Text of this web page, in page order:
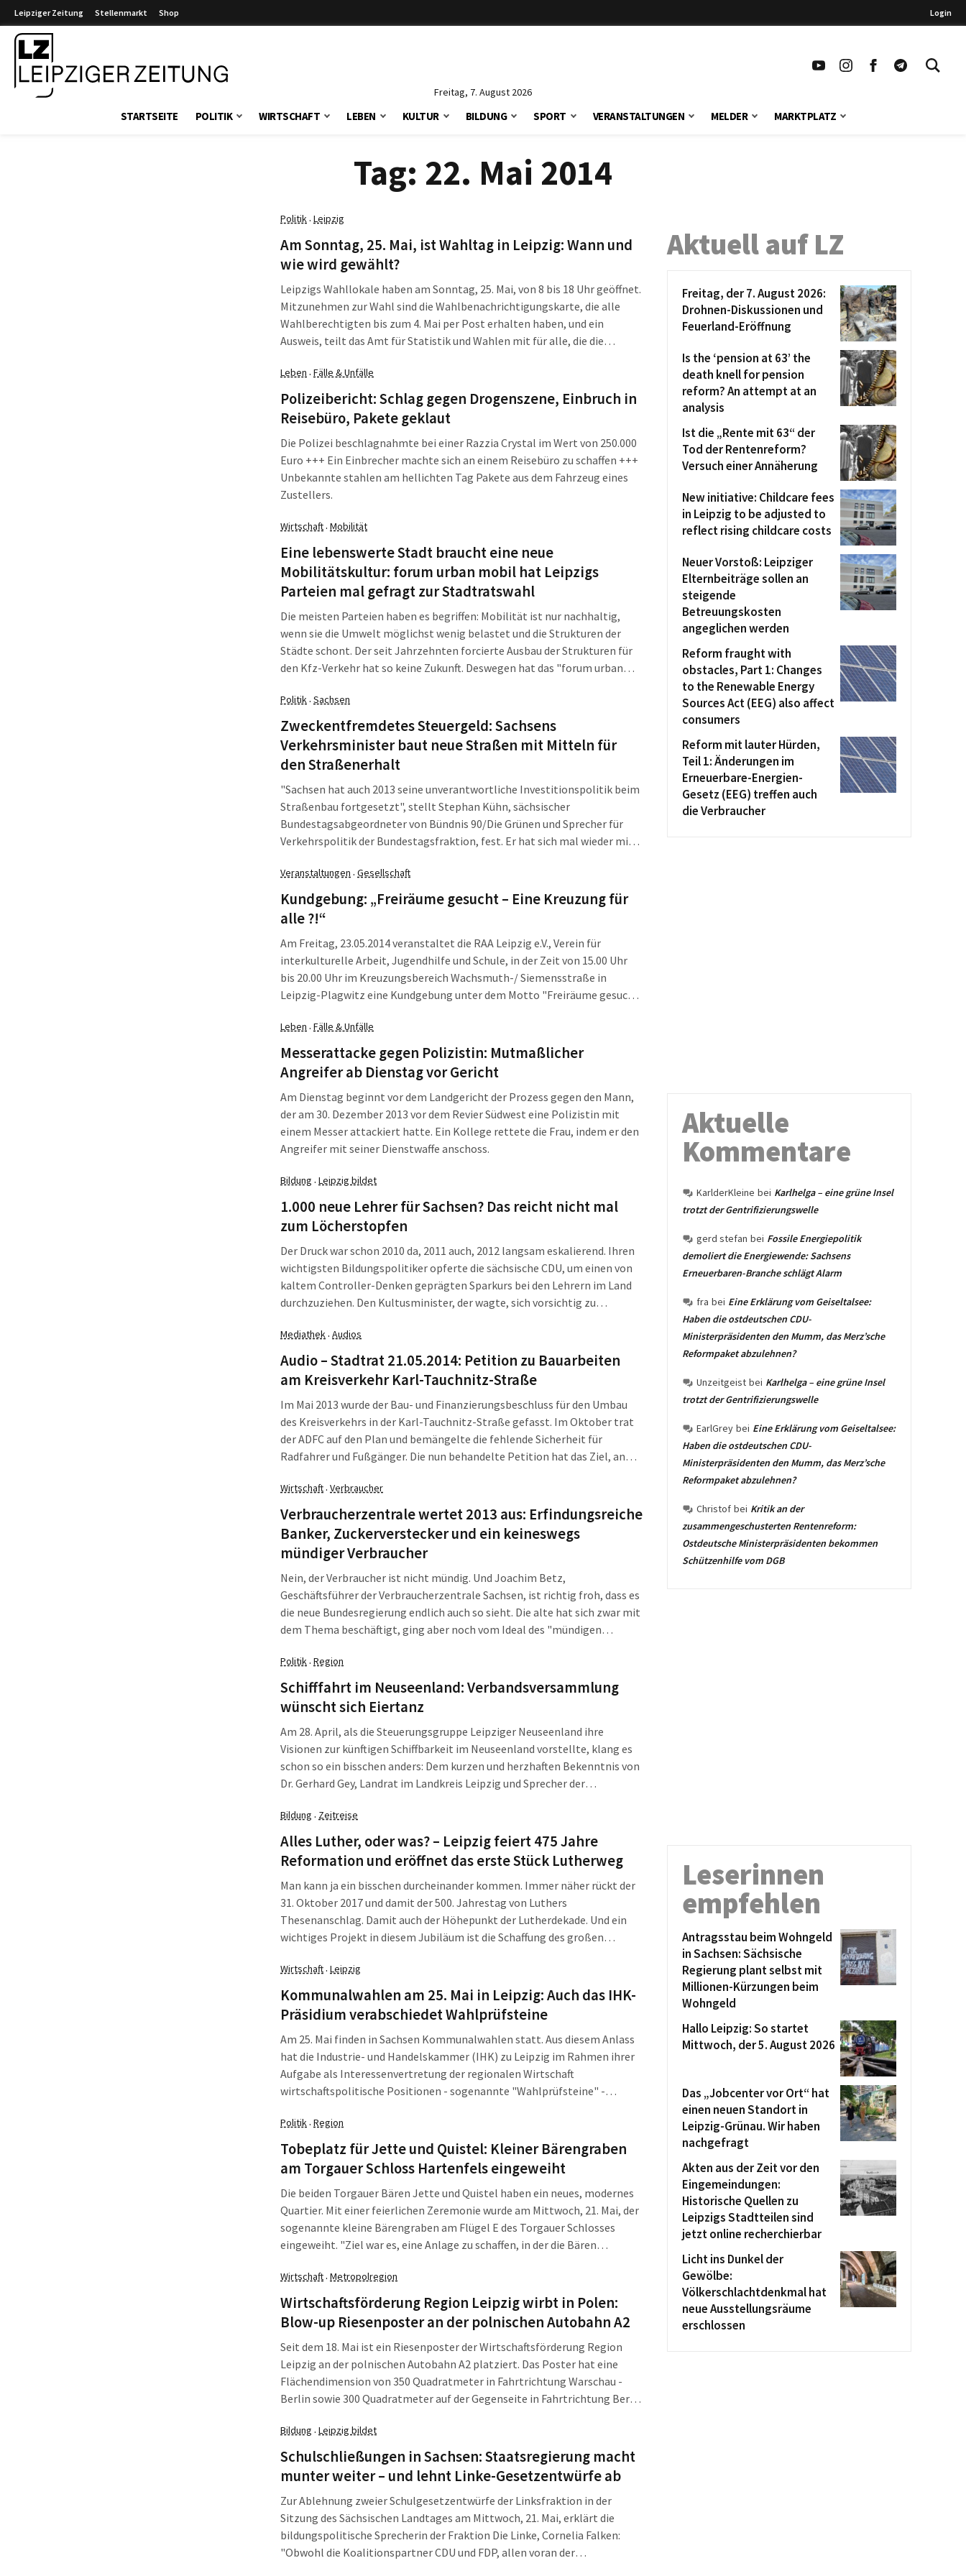
Leipziger Zeitung Stellenmarkt Shop Login
Freitag, 7. August 2026
STARTSEITE POLITIK WIRTSCHAFT LEBEN KULTUR BILDUNG SPORT VERANSTALTUNGEN MELDER MARKTPLATZ
Tag: 22. Mai 2014
Politik· Leipzig
Am Sonntag, 25. Mai, ist Wahltag in Leipzig: Wann und
wie wird gewählt?
Leipzigs Wahllokale haben am Sonntag, 25. Mai, von 8 bis 18 Uhr geöffnet.
Mitzunehmen zur Wahl sind die Wahlbenachrichtigungskarte, die alle
Wahlberechtigten bis zum 4. Mai per Post erhalten haben, und ein
Ausweis, teilt das Amt für Statistik und Wahlen mit für alle, die die
Adresse des zutreffenden Wahlraums und der Hinweis zu seiner
Barrierefreiheit vermerkt.
Leben · Fälle & Unfälle
Polizeibericht: Schlag gegen Drogenszene, Einbruch in
Reisebüro, Pakete geklaut
Die Polizei beschlagnahmte bei einer Razzia Crystal im Wert von 250.000
Euro +++ Ein Einbrecher machte sich an einem Reisebüro zu schaffen +++
Unbekannte stahlen am hellichten Tag Pakete aus dem Fahrzeug eines
Zustellers.
Wirtschaft· Mobilität
Eine lebenswerte Stadt braucht eine neue
Mobilitätskultur: forum urban mobil hat Leipzigs
Parteien mal gefragt zur Stadtratswahl
Die meisten Parteien haben es begriffen: Mobilität ist nur nachhaltig,
wenn sie die Umwelt möglichst wenig belastet und die Strukturen der
Städte schont. Der seit Jahrzehnten forcierte Ausbau der Strukturen für
den Kfz-Verkehr hat so keine Zukunft. Deswegen hat das "forum urban
Verkehrspolitik nach der Stadtratswahl am 25. Mai.
Politik· Sachsen
Zweckentfremdetes Steuergeld: Sachsens
Verkehrsminister baut neue Straßen mit Mitteln für
den Straßenerhalt
"Sachsen hat auch 2013 seine unverantwortliche Investitionspolitik beim
Straßenbau fortgesetzt", stellt Stephan Kühn, sächsischer
Bundestagsabgeordneter von Bündnis 90/Die Grünen und Sprecher für
Verkehrspolitik der Bundestagsfraktion, fest. Er hat sich mal wieder mit
baut weiter - wie kein anderes Bundesland - mehr neue Straßen. Auch mit
zweckentfremdeten Geldern.
Veranstaltungen · Gesellschaft
Kundgebung: „Freiräume gesucht – Eine Kreuzung für
alle ?!“
Am Freitag, 23.05.2014 veranstaltet die RAA Leipzig e.V., Verein für
interkulturelle Arbeit, Jugendhilfe und Schule, in der Zeit von 15.00 Uhr
bis 20.00 Uhr im Kreuzungsbereich Wachsmuth-/ Siemensstraße in
Leipzig-Plagwitz eine Kundgebung unter dem Motto "Freiräume gesucht
fehlende und nicht ausreichende offene Angebote und Plätze für Kinder
und Jugendliche im Stadtteil.
Leben · Fälle & Unfälle
Messerattacke gegen Polizistin: Mutmaßlicher
Angreifer ab Dienstag vor Gericht
Am Dienstag beginnt vor dem Landgericht der Prozess gegen den Mann,
der am 30. Dezember 2013 vor dem Revier Südwest eine Polizistin mit
einem Messer attackiert hatte. Ein Kollege rettete die Frau, indem er den
Angreifer mit seiner Dienstwaffe anschoss.
Bildung · Leipzig bildet
1.000 neue Lehrer für Sachsen? Das reicht nicht mal
zum Löcherstopfen
Der Druck war schon 2010 da, 2011 auch, 2012 langsam eskalierend. Ihren
wichtigsten Bildungspolitiker opferte die sächsische CDU, um einen von
kaltem Controller-Denken geprägten Sparkurs bei den Lehrern im Land
durchzuziehen. Den Kultusminister, der wagte, sich vorsichtig zu
alle Notplänchen halfen nichts. Im Wahlkampfjahr 2014 muss Sachsen die
Zahl der Lehrereinstellungen erhöhen. Und die Regierung verkauft es
gleich mal als tolle Tat.
Mediathek· Audios
Audio – Stadtrat 21.05.2014: Petition zu Bauarbeiten
am Kreisverkehr Karl-Tauchnitz-Straße
Im Mai 2013 wurde der Bau- und Finanzierungsbeschluss für den Umbau
des Kreisverkehrs in der Karl-Tauchnitz-Straße gefasst. Im Oktober trat
der ADFC auf den Plan und bemängelte die fehlende Sicherheit für
Radfahrer und Fußgänger. Die nun behandelte Petition hat das Ziel, an
ein gefahrloses Überqueren zu ermöglichen. Ingo Sasama (B '90/Die
Grünen) erläutert, warum der Petition nicht entsprochen werden kann.
Wirtschaft· Verbraucher
Verbraucherzentrale wertet 2013 aus: Erfindungsreiche
Banker, Zuckerverstecker und ein keineswegs
mündiger Verbraucher
Nein, der Verbraucher ist nicht mündig. Und Joachim Betz,
Geschäftsführer der Verbraucherzentrale Sachsen, ist richtig froh, dass es
die neue Bundesregierung endlich auch so sieht. Die alte hat sich zwar mit
dem Thema beschäftigt, ging aber noch vom Ideal des "mündigen
Ohr hauen lässt. Im Normalfall jedenfalls nicht.
Politik· Region
Schifffahrt im Neuseenland: Verbandsversammlung
wünscht sich Eiertanz
Am 28. April, als die Steuerungsgruppe Leipziger Neuseenland ihre
Visionen zur künftigen Schiffbarkeit im Neuseenland vorstellte, klang es
schon so ein bisschen anders: Dem kurzen und herzhaften Bekenntnis von
Dr. Gerhard Gey, Landrat im Landkreis Leipzig und Sprecher der
folgten eine Menge Ausführungen zu Einschränkungen dieses Wunsches.
Bildung · Zeitreise
Alles Luther, oder was? – Leipzig feiert 475 Jahre
Reformation und eröffnet das erste Stück Lutherweg
Man kann ja ein bisschen durcheinander kommen. Immer näher rückt der
31. Oktober 2017 und damit der 500. Jahrestag von Luthers
Thesenanschlag. Damit auch der Höhepunkt der Lutherdekade. Und ein
wichtiges Projekt in diesem Jubiläum ist die Schaffung des großen
sächsischem Gebiet, 18 Kilometer davon in Leipzig. Und dieses Teilstück
des Lutherweges wird am Sonntag, 25. Mai, offiziell mit der Feier zu 475
Jahre Reformation eröffnet.
Wirtschaft· Leipzig
Kommunalwahlen am 25. Mai in Leipzig: Auch das IHK-
Präsidium verabschiedet Wahlprüfsteine
Am 25. Mai finden in Sachsen Kommunalwahlen statt. Aus diesem Anlass
hat die Industrie- und Handelskammer (IHK) zu Leipzig im Rahmen ihrer
Aufgabe als Interessenvertretung der regionalen Wirtschaft
wirtschaftspolitische Positionen - sogenannte "Wahlprüfsteine" -
Wirtschaft der Region unter anderem zu den Themen
Standortentwicklung und -vermarktung, kommunale Finanz- und
Haushaltspolitik und kommunale Infrastruktur.
Politik· Region
Tobeplatz für Jette und Quistel: Kleiner Bärengraben
am Torgauer Schloss Hartenfels eingeweiht
Die beiden Torgauer Bären Jette und Quistel haben ein neues, modernes
Quartier. Mit einer feierlichen Zeremonie wurde am Mittwoch, 21. Mai, der
sogenannte kleine Bärengraben am Flügel E des Torgauer Schlosses
eingeweiht. "Ziel war es, eine Anlage zu schaffen, in der die Bären
Landrat Michael Czupalla zu Beginn der Zeremonie.
Wirtschaft· Metropolregion
Wirtschaftsförderung Region Leipzig wirbt in Polen:
Blow-up Riesenposter an der polnischen Autobahn A2
Seit dem 18. Mai ist ein Riesenposter der Wirtschaftsförderung Region
Leipzig an der polnischen Autobahn A2 platziert. Das Poster hat eine
Flächendimension von 350 Quadratmeter in Fahrtrichtung Warschau -
Berlin sowie 300 Quadratmeter auf der Gegenseite in Fahrtrichtung Berlin
Posters ist die Ansprache von Fachkräften für die Region Leipzig gemäß
dem Gesellschaftszweck der WRL.
Bildung · Leipzig bildet
Schulschließungen in Sachsen: Staatsregierung macht
munter weiter – und lehnt Linke-Gesetzentwürfe ab
Zur Ablehnung zweier Schulgesetzentwürfe der Linksfraktion in der
Sitzung des Sächsischen Landtages am Mittwoch, 21. Mai, erklärt die
bildungspolitische Sprecherin der Fraktion Die Linke, Cornelia Falken:
"Obwohl die Koalitionspartner CDU und FDP, allen voran der
Aktuell auf LZ
Freitag, der 7. August 2026:
Drohnen-Diskussionen und
Feuerland-Eröffnung
Is the ‘pension at 63’ the
death knell for pension
reform? An attempt at an
analysis
Ist die „Rente mit 63“ der
Tod der Rentenreform?
Versuch einer Annäherung
New initiative: Childcare fees
in Leipzig to be adjusted to
reflect rising childcare costs
Neuer Vorstoß: Leipziger
Elternbeiträge sollen an
steigende
Betreuungskosten
angeglichen werden
Reform fraught with
obstacles, Part 1: Changes
to the Renewable Energy
Sources Act (EEG) also affect
consumers
Reform mit lauter Hürden,
Teil 1: Änderungen im
Erneuerbare-Energien-
Gesetz (EEG) treffen auch
die Verbraucher
Aktuelle
Kommentare
KarlderKleine bei Karlhelga – eine grüne Insel
trotzt der Gentrifizierungswelle
gerd stefan bei Fossile Energiepolitik
demoliert die Energiewende: Sachsens
Erneuerbaren-Branche schlägt Alarm
fra bei Eine Erklärung vom Geiseltalsee:
Haben die ostdeutschen CDU-
Ministerpräsidenten den Mumm, das Merz’sche
Reformpaket abzulehnen?
Unzeitgeist bei Karlhelga – eine grüne Insel
trotzt der Gentrifizierungswelle
EarlGrey bei Eine Erklärung vom Geiseltalsee:
Haben die ostdeutschen CDU-
Ministerpräsidenten den Mumm, das Merz’sche
Reformpaket abzulehnen?
Christof bei Kritik an der
zusammengeschusterten Rentenreform:
Ostdeutsche Ministerpräsidenten bekommen
Schützenhilfe vom DGB
Leserinnen
empfehlen
Antragsstau beim Wohngeld
in Sachsen: Sächsische
Regierung plant selbst mit
Millionen-Kürzungen beim
Wohngeld
Hallo Leipzig: So startet
Mittwoch, der 5. August 2026
Das „Jobcenter vor Ort“ hat
einen neuen Standort in
Leipzig-Grünau. Wir haben
nachgefragt
Akten aus der Zeit vor den
Eingemeindungen:
Historische Quellen zu
Leipzigs Stadtteilen sind
jetzt online recherchierbar
Licht ins Dunkel der
Gewölbe:
Völkerschlachtdenkmal hat
neue Ausstellungsräume
erschlossen